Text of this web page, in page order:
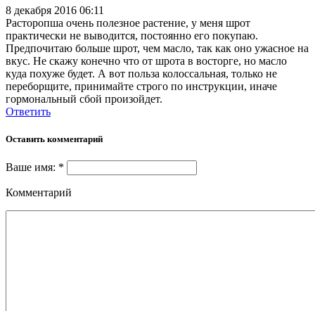
8 декабря 2016 06:11
Расторопша очень полезное растение, у меня шрот
практически не выводится, постоянно его покупаю.
Предпочитаю больше шрот, чем масло, так как оно ужасное на
вкус. Не скажу конечно что от шрота в восторге, но масло
куда похуже будет. А вот польза колоссальная, только не
переборщите, принимайте строго по инструкции, иначе
гормональный сбой произойдет.
Ответить
Оставить комментарий
Ваше имя: *
Комментарий